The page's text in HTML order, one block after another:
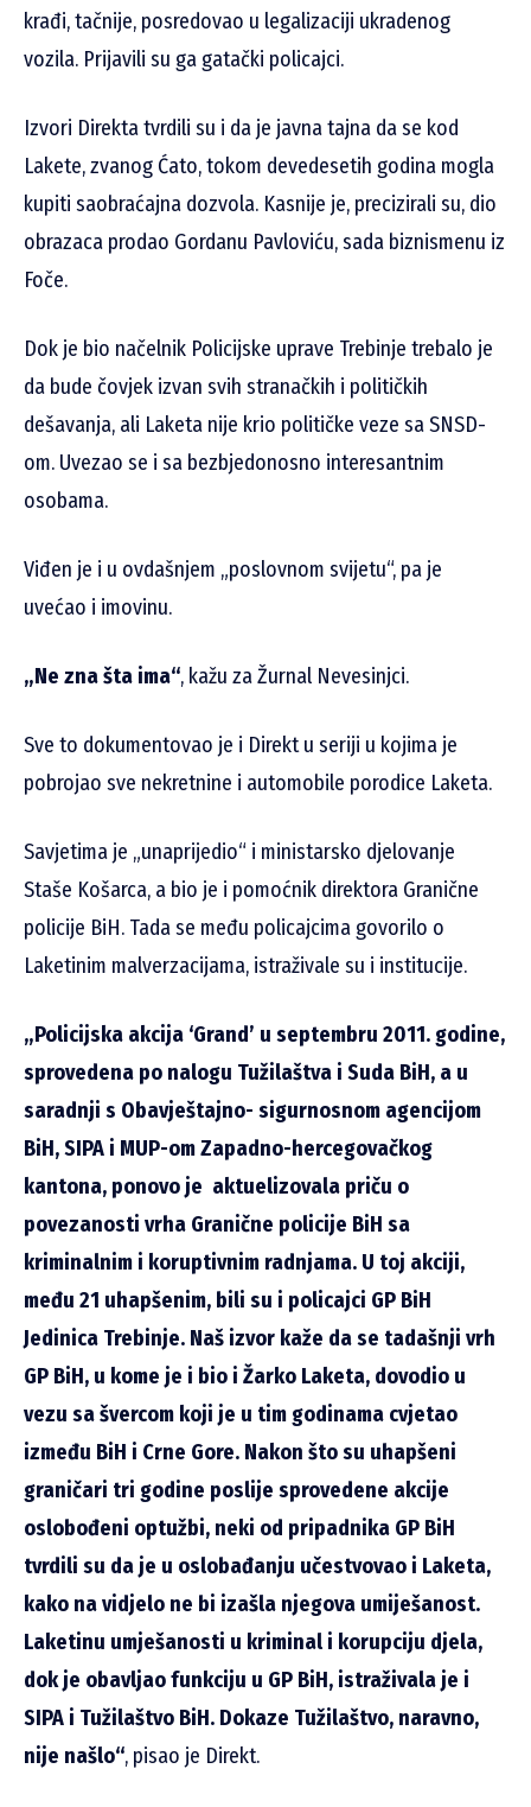
krađi, tačnije, posredovao u legalizaciji ukradenog
vozila. Prijavili su ga gatački policajci.
Izvori Direkta tvrdili su i da je javna tajna da se kod
Lakete, zvanog Ćato, tokom devedesetih godina mogla
kupiti saobraćajna dozvola. Kasnije je, precizirali su, dio
obrazaca prodao Gordanu Pavloviću, sada biznismenu iz
Foče.
Dok je bio načelnik Policijske uprave Trebinje trebalo je
da bude čovjek izvan svih stranačkih i političkih
dešavanja, ali Laketa nije krio političke veze sa SNSD-
om. Uvezao se i sa bezbjedonosno interesantnim
osobama.
Viđen je i u ovdašnjem „poslovnom svijetu“, pa je
uvećao i imovinu.
„Ne zna šta ima“, kažu za Žurnal Nevesinjci.
Sve to dokumentovao je i Direkt u seriji u kojima je
pobrojao sve nekretnine i automobile porodice Laketa.
Savjetima je „unaprijedio“ i ministarsko djelovanje
Staše Košarca, a bio je i pomoćnik direktora Granične
policije BiH. Tada se među policajcima govorilo o
Laketinim malverzacijama, istraživale su i institucije.
„Policijska akcija ‘Grand’ u septembru 2011. godine,
sprovedena po nalogu Tužilaštva i Suda BiH, a u
saradnji s Obavještajno- sigurnosnom agencijom
BiH, SIPA i MUP-om Zapadno-hercegovačkog
kantona, ponovo je aktuelizovala priču o
povezanosti vrha Granične policije BiH sa
kriminalnim i koruptivnim radnjama. U toj akciji,
među 21 uhapšenim, bili su i policajci GP BiH
Jedinica Trebinje. Naš izvor kaže da se tadašnji vrh
GP BiH, u kome je i bio i Žarko Laketa, dovodio u
vezu sa švercom koji je u tim godinama cvjetao
između BiH i Crne Gore. Nakon što su uhapšeni
graničari tri godine poslije sprovedene akcije
oslobođeni optužbi, neki od pripadnika GP BiH
tvrdili su da je u oslobađanju učestvovao i Laketa,
kako na vidjelo ne bi izašla njegova umiješanost.
Laketinu umješanosti u kriminal i korupciju djela,
dok je obavljao funkciju u GP BiH, istraživala je i
SIPA i Tužilaštvo BiH. Dokaze Tužilaštvo, naravno,
nije našlo“, pisao je Direkt.